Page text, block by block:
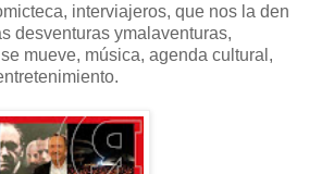
interviajeros, que nos la den
desventuras ymalaventuras,
mueve, música, agenda cultural,